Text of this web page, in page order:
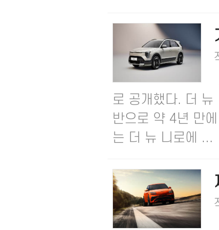
로 공개했다. 더
반으로 약 4년 만
는 더 뉴 니로에 ...